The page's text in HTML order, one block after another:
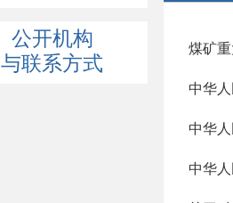
公开机构
与联系方式
煤矿
中华
中华
中华